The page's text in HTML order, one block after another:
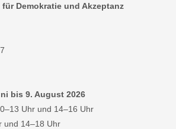
Demokratie und Akzeptanz
bis 9. August 2026
Uhr und 14–16 Uhr
und 14–18 Uhr